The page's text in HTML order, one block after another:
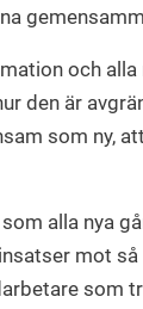
och
den är
som ny,
alla nya
mot
som